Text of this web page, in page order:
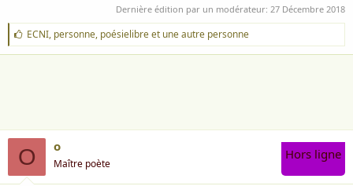
Dernière édition par un modérateur: 27 Décembre 2018
J
'
a
ECNI, personne, poésielibreet une autre personne
O o
Maître poète
Hors ligne